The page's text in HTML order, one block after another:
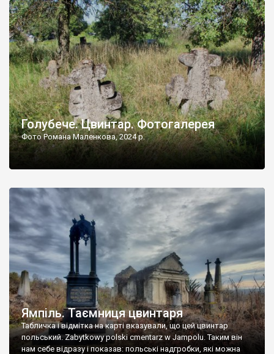
бруньками, кози ті бруньки обгризають, бо то улюблений
делікатес. На цвинтарі у Голубечому ціла колекція
різноманітних форм хрестів. Село відносно невелике, […]
Голубече. Цвинтар. Фотогалерея
Фото Романа Маленкова, 2024 р.
Ямпіль. Таємниця цвинтаря
Табличка і відмітка на карті вказували, що цей цвинтар
польський. Zabytkowy polski cmentarz w Jampolu. Таким він
нам себе відразу і показав: польські надгробки, які можна